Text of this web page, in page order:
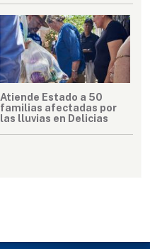
Atiende Estado a 50
familias afectadas por
las lluvias en Delicias